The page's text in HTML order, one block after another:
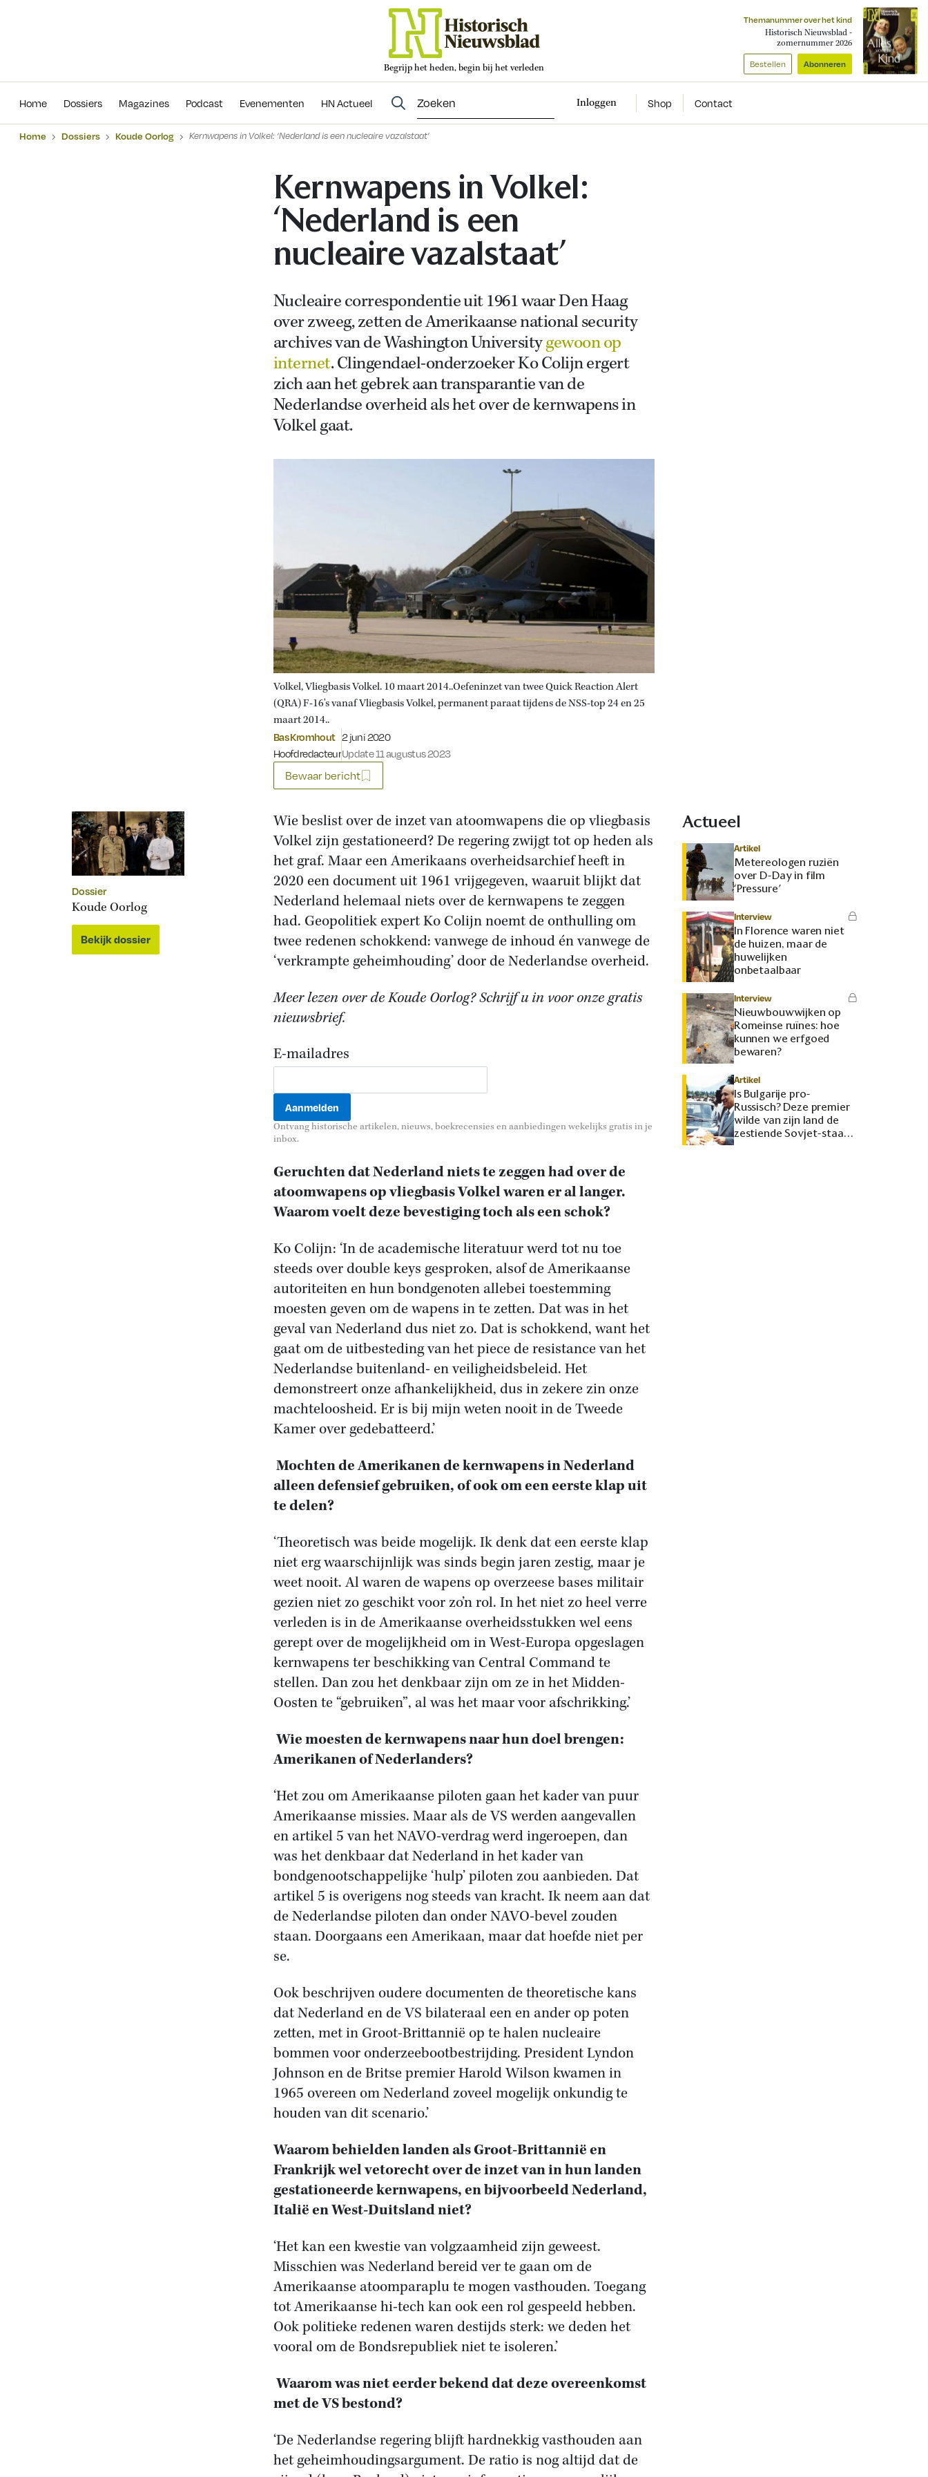
Begrijp het heden, begin bij het verleden
Themanummer over het kind
Historisch Nieuwsblad -
zomernummer 2026
Bestellen Abonneren
Home Dossiers Magazines Podcast Evenementen HN Actueel Inloggen Shop Contact
Evenementen
Home Dossiers Koude Oorlog Kernwapens in Volkel: ‘Nederland is een nucleaire vazalstaat’
Kernwapens in Volkel:
‘Nederland is een
nucleaire vazalstaat’
Nucleaire correspondentie uit 1961 waar Den Haag
over zweeg, zetten de Amerikaanse national security
archives van de Washington Universitygewoon op
internet. Clingendael-onderzoeker Ko Colijn ergert
zich aan het gebrek aan transparantie van de
Nederlandse overheid als het over de kernwapens in
Volkel gaat.
Volkel, Vliegbasis Volkel. 10 maart 2014..Oefeninzet van twee Quick Reaction Alert
(QRA) F-16's vanaf Vliegbasis Volkel, permanent paraat tijdens de NSS-top 24 en 25
maart 2014..
Bas Kromhout
Hoofdredacteur
Gepubliceerd op:
2 juni 2020
Update 11 augustus 2023
Bewaar bericht
Dossier
Koude Oorlog
Bekijk dossier
Wie beslist over de inzet van atoomwapens die op vliegbasis
Volkel zijn gestationeerd? De regering zwijgt tot op heden als
het graf. Maar een Amerikaans overheidsarchief heeft in
2020 een document uit 1961 vrijgegeven, waaruit blijkt dat
Nederland helemaal niets over de kernwapens te zeggen
had. Geopolitiek expert Ko Colijn noemt de onthulling om
twee redenen schokkend: vanwege de inhoud én vanwege de
‘verkrampte geheimhouding’ door de Nederlandse overheid.
Meer lezen over de Koude Oorlog? Schrijf u in voor onze gratis
nieuwsbrief.
E-mailadres
Ontvang historische artikelen, nieuws, boekrecensies en aanbiedingen wekelijks gratis in je
inbox.
Geruchten dat Nederland niets te zeggen had over de
atoomwapens op vliegbasis Volkel waren er al langer.
Waarom voelt deze bevestiging toch als een schok?
Ko Colijn: ‘In de academische literatuur werd tot nu toe
steeds over double keys gesproken, alsof de Amerikaanse
autoriteiten en hun bondgenoten allebei toestemming
moesten geven om de wapens in te zetten. Dat was in het
geval van Nederland dus niet zo. Dat is schokkend, want het
gaat om de uitbesteding van het piece de resistance van het
Nederlandse buitenland- en veiligheidsbeleid. Het
demonstreert onze afhankelijkheid, dus in zekere zin onze
machteloosheid. Er is bij mijn weten nooit in de Tweede
Kamer over gedebatteerd.’
Mochten de Amerikanen de kernwapens in Nederland
alleen defensief gebruiken, of ook om een eerste klap uit
te delen?
‘Theoretisch was beide mogelijk. Ik denk dat een eerste klap
niet erg waarschijnlijk was sinds begin jaren zestig, maar je
weet nooit. Al waren de wapens op overzeese bases militair
gezien niet zo geschikt voor zo’n rol. In het niet zo heel verre
verleden is in de Amerikaanse overheidsstukken wel eens
gerept over de mogelijkheid om in West-Europa opgeslagen
kernwapens ter beschikking van Central Command te
stellen. Dan zou het denkbaar zijn om ze in het Midden-
Oosten te “gebruiken”, al was het maar voor afschrikking.’
Wie moesten de kernwapens naar hun doel brengen:
Amerikanen of Nederlanders?
‘Het zou om Amerikaanse piloten gaan het kader van puur
Amerikaanse missies. Maar als de VS werden aangevallen
en artikel 5 van het NAVO-verdrag werd ingeroepen, dan
was het denkbaar dat Nederland in het kader van
bondgenootschappelijke ‘hulp’ piloten zou aanbieden. Dat
artikel 5 is overigens nog steeds van kracht. Ik neem aan dat
de Nederlandse piloten dan onder NAVO-bevel zouden
staan. Doorgaans een Amerikaan, maar dat hoefde niet per
se.
Ook beschrijven oudere documenten de theoretische kans
dat Nederland en de VS bilateraal een en ander op poten
zetten, met in Groot-Brittannië op te halen nucleaire
bommen voor onderzeebootbestrijding. President Lyndon
Johnson en de Britse premier Harold Wilson kwamen in
1965 overeen om Nederland zoveel mogelijk onkundig te
houden van dit scenario.’
Waarom behielden landen als Groot-Brittannië en
Frankrijk wel vetorecht over de inzet van in hun landen
gestationeerde kernwapens, en bijvoorbeeld Nederland,
Italië en West-Duitsland niet?
‘Het kan een kwestie van volgzaamheid zijn geweest.
Misschien was Nederland bereid ver te gaan om de
Amerikaanse atoomparaplu te mogen vasthouden. Toegang
tot Amerikaanse hi-tech kan ook een rol gespeeld hebben.
Ook politieke redenen waren destijds sterk: we deden het
vooral om de Bondsrepubliek niet te isoleren.’
Waarom was niet eerder bekend dat deze overeenkomst
met de VS bestond?
‘De Nederlandse regering blijft hardnekkig vasthouden aan
het geheimhoudingsargument. De ratio is nog altijd dat de
Actueel
Artikel
Metereologen ruziën
over D-Day in film
‘Pressure’
Interview
In Florence waren niet
de huizen, maar de
huwelijken
onbetaalbaar
Interview
Nieuwbouwwijken op
Romeinse ruïnes: hoe
kunnen we erfgoed
bewaren?
Artikel
Is Bulgarije pro-
Russisch? Deze premier
wilde van zijn land de
zestiende Sovjet-staat
maken